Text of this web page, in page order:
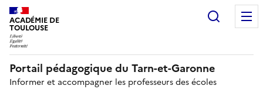
ACADÉMIE DE
TOULOUSE
Portail pédagogique du Tarn-et-Garonne
Informer et accompagner les professeurs des écoles